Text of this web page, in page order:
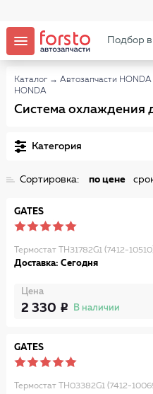
Подбор
Каталог → Автозапчасти HONDA
HONDA
Система охлаждения
Категория
Сортировка: по цене
GATES
Термостат TH31782G1 (7412-
Доставка: Сегодня
Цена
2 330 В наличии
GATES
Термостат TH03382G1 (7412-